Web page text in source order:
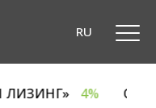
RU
ЛИЗИНГ» 4%